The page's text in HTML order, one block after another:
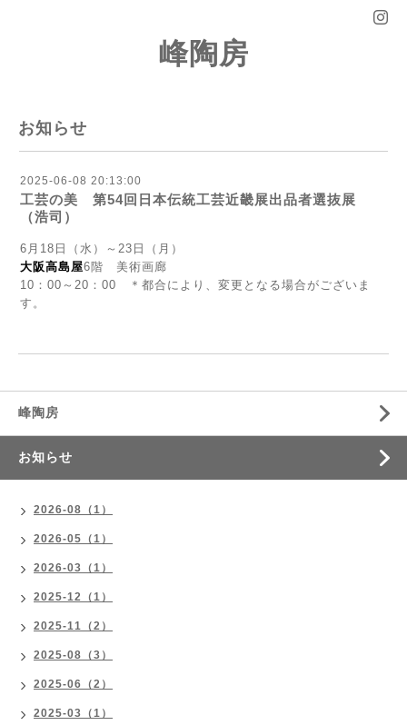
峰陶房
お知らせ
2025-06-08 20:13:00
工芸の美 第54回日本伝統工芸近畿展出品者選抜展
（浩司）
6月18日（水）～23日（月）
大阪高島屋6階 美術画廊
10：00～20：00 ＊都合により、変更となる場合がございま
す。
峰陶房
お知らせ
2026-08（1）
2026-05（1）
2026-03（1）
2025-12（1）
2025-11（2）
2025-08（3）
2025-06（2）
2025-03（1）